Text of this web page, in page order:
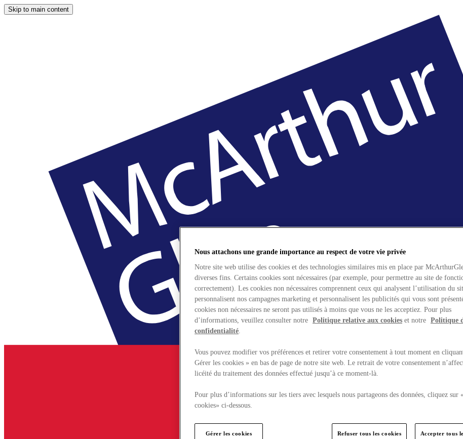
Skip to main content
Nous attachons une grande importance au respect de votre vie privée
Notre site web utilise des cookies et des technologies similaires mis en place par
diverses fins. Certains cookies sont nécessaires (par exemple, pour permettre au site de
correctement). Les cookies non nécessaires comprennent ceux qui analysent l’utilisation du
personnalisent nos campagnes marketing et personnalisent les publicités qui vous sont
cookies non nécessaires ne seront pas utilisés à moins que vous ne les acceptiez. Pour plus
d’informations, veuillez consulter notre Politique relative aux cookies et notre Politique
confidentialité.
Vous pouvez modifier vos préférences et retirer votre consentement à tout moment en
Gérer les cookies » en bas de page de notre site web. Le retrait de votre consentement
licéité du traitement des données effectué jusqu’à ce moment-là.
Pour plus d’informations sur les tiers avec lesquels nous partageons des données, cliquez sur
cookies» ci-dessous.
Gérer les cookies Refuser tous les cookies Accepter tous